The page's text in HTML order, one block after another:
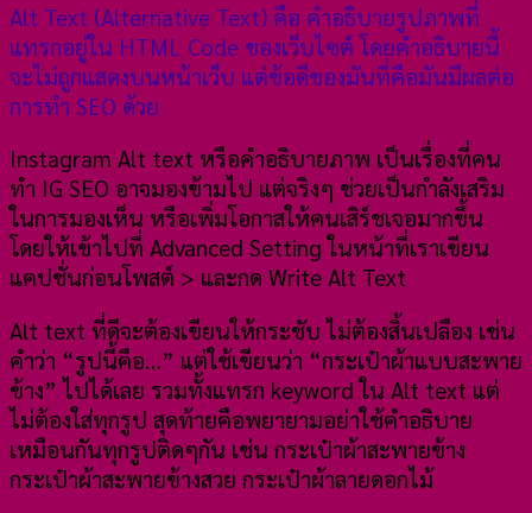
Alt Text (Alternative Text) คือ คำอธิบายรูปภาพที่
แทรกอยู่ใน HTML Code ของเว็บไซต์ โดยคำอธิบายนี้
จะไม่ถูกแสดงบนหน้าเว็บ แต่ข้อดีของมันที่คือมันมีผลต่อ
การทำ SEO ด้วย
Instagram Alt text หรือคำอธิบายภาพ เป็นเรื่องที่คน
ทำ IG SEO อาจมองข้ามไป แต่จริงๆ ช่วยเป็นกำลังเสริม
ในการมองเห็น หรือเพิ่มโอกาสให้คนเสิร์ชเจอมากขึ้น
โดยให้เข้าไปที่ Advanced Setting ในหน้าที่เราเขียน
แคปชั่นก่อนโพสต์ > และกด Write Alt Text
Alt text ที่ดีจะต้องเขียนให้กระชับ ไม่ต้องสิ้นเปลือง เช่น
คำว่า “รูปนี้คือ…” แต่ใช้เขียนว่า “กระเป๋าผ้าแบบสะพาย
ข้าง” ไปได้เลย รวมทั้งแทรก keyword ใน Alt text แต่
ไม่ต้องใส่ทุกรูป สุดท้ายคือพยายามอย่าใช้คำอธิบาย
เหมือนกันทุกรูปติดๆกัน เช่น กระเป๋าผ้าสะพายข้าง
กระเป๋าผ้าสะพายข้างสวย กระเป๋าผ้าลายดอกไม้